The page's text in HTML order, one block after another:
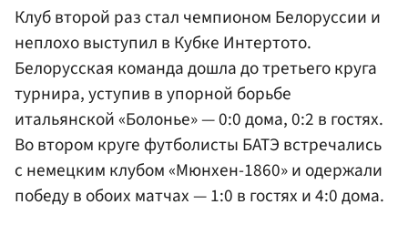
Клуб второй раз стал чемпионом Белоруссии и
неплохо выступил в Кубке Интертото.
Белорусская команда дошла до третьего круга
турнира, уступив в упорной борьбе
итальянской «Болонье» — 0:0 дома, 0:2 в гостях.
Во втором круге футболисты БАТЭ встречались
с немецким клубом «Мюнхен-1860» и одержали
победу в обоих матчах — 1:0 в гостях и 4:0 дома.